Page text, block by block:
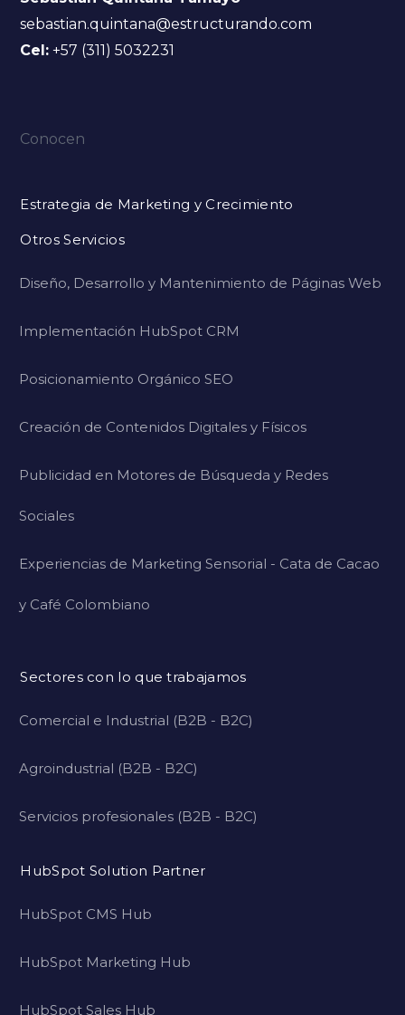
sebastian.quintana@estructurando.com
Cel: +57 (311) 5032231
Conocen
Estrategia de Marketing y Crecimiento
Otros Servicios
Diseño, Desarrollo y Mantenimiento de Páginas Web
Implementación HubSpot CRM
Posicionamiento Orgánico SEO
Creación de Contenidos Digitales y Físicos
Publicidad en Motores de Búsqueda y Redes
Sociales
Experiencias de Marketing Sensorial - Cata de Cacao
y Café Colombiano
Sectores con lo que trabajamos
Comercial e Industrial (B2B - B2C)
Agroindustrial (B2B - B2C)
Servicios profesionales (B2B - B2C)
HubSpot Solution Partner
HubSpot CMS Hub
HubSpot Marketing Hub
HubSpot Sales Hub